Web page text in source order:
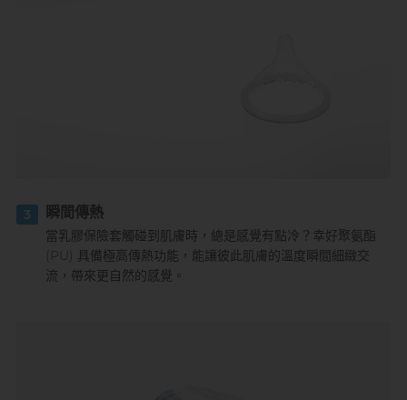
3 瞬間傳熱
當乳膠保險套觸碰到肌膚時，總是感覺有點冷？幸好聚氨酯
(PU) 具備極高傳熱功能，能讓彼此肌膚的溫度瞬間細緻交
流，帶來更自然的感覺。